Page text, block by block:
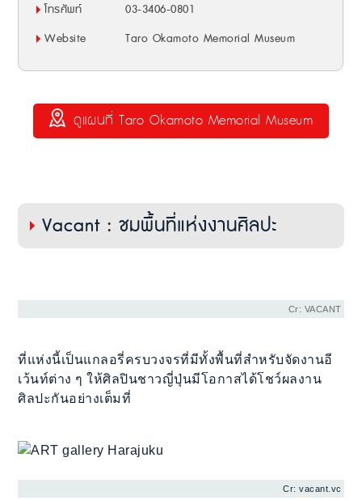
โทรศัพท์
03-3406-0801
Website
Taro Okamoto Memorial Museum
ดูแผนที่ Taro Okamoto Memorial Museum
Vacant : ชมพื้นที่แห่งงานศิลปะ
Cr: VACANT
ที่แห่งนี้เป็นแกลอรี่ครบวงจรที่มีทั้งพื้นที่สำหรับจัดงานอี
เว้นท์ต่าง ๆ ให้ศิลปินชาวญี่ปุ่นมีโอกาสได้โชว์ผลงาน
ศิลปะกันอย่างเต็มที่
Cr: vacant.vc